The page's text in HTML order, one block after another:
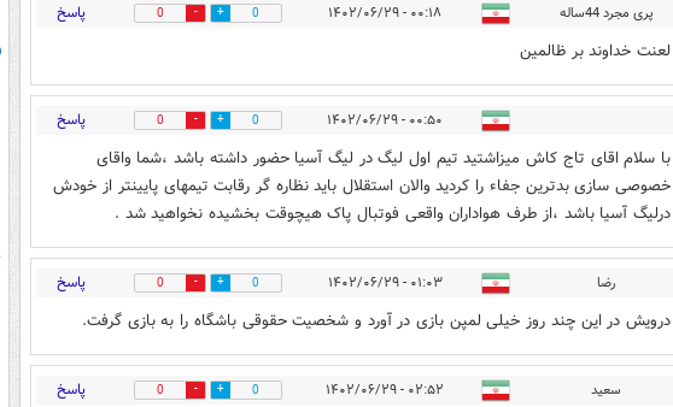
پری مجرد 44ساله ۰۰:۱۸ - ۱۴۰۲/۰۶/۲۹ 0
0 پاسخ
لعنت خداوند بر ظالمین
۰۰:۵۰ - ۱۴۰۲/۰۶/۲۹ 0
0 پاسخ
با سلام اقای تاج کاش میزاشتید تیم اول لیگ در لیگ آسیا حضور داشته باشد ،شما واقای
خصوصی سازی بدترین جفاء را کردید والان استقلال باید نظاره گر رقابت تیمهای پایینتر از خودش
درلیگ آسیا باشد ،از طرف هواداران واقعی فوتبال پاک هیچوقت بخشیده نخواهید شد .
رضا ۰۱:۰۳ - ۱۴۰۲/۰۶/۲۹ 0
0 پاسخ
درویش در این چند روز خیلی لمپن بازی در آورد و شخصیت حقوقی باشگاه را به بازی گرفت.
سعید ۰۲:۵۲ - ۱۴۰۲/۰۶/۲۹ 0
0 پاسخ